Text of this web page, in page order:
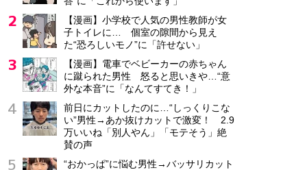
【漫画】小学校で人気の男性教師が女
子トイレに… 個室の隙間から見え
た“恐ろしいモノ”に「許せない」
【漫画】電車でベビーカーの赤ちゃん
に蹴られた男性 怒ると思いきや…“意
外な本音”に「なんてすてき！」
前日にカットしたのに…“しっくりこな
い”男性→あか抜けカットで激変！ 2.9
万いいね「別人やん」「モテそう」絶
賛の声
“おかっぱ”に悩む男性→バッサリカット